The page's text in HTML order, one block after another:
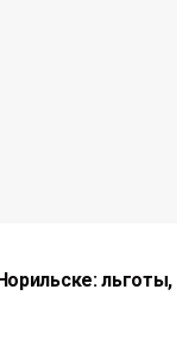
льготы,